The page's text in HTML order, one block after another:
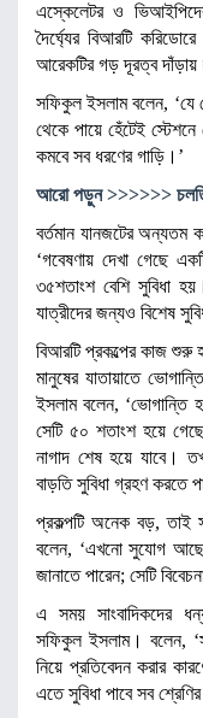
এস্কেলেটর ও
দৈর্ঘ্যের বিআরটি
আরেকটির গড় দূরত্ব দাঁড়ায়
সফিকুল ইসলাম বলেন, ‘যে
থেকে পায়ে হেঁটেই
কমবে সব ধরণের গাড়ি।’
আরো পড়ুন >>>>>>
বর্তমান যানজটের অন্যতম
‘গবেষণায় দেখা গেছে
৩৫শতাংশ বেশি সুবিধা
যাত্রীদের জন্যও বিশেষ
বিআরটি প্রকল্পের কাজ
মানুষের যাতায়াতে
ইসলাম বলেন, ‘ভোগান্তি
সেটি ৫০ শতাংশ হয়ে
নাগাদ শেষ হয়ে যাবে।
বাড়তি সুবিধা গ্রহণ করতে
প্রকল্পটি অনেক বড়, তাই
বলেন, ‘এখনো সুযোগ আছে,
জানাতে পারেন; সেটি
এ সময় সাংবাদিকদের
সফিকুল ইসলাম। বলেন,
নিয়ে প্রতিবেদন করার
এতে সুবিধা পাবে সব